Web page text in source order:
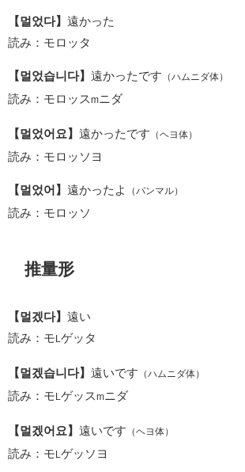
【멀었다】 遠かった
読み：モロッタ
【멀었습니다】 遠かったです （ハムニダ体）
読み：モロッス m ニダ
【멀었어요】 遠かったです （ヘヨ体）
読み：モロッソヨ
【멀었어】 遠かったよ （パンマル）
読み：モロッソ
推量形
【멀겠다】 遠い
読み：モ ゲッタ
【멀겠습니다】 遠いです （ハムニダ体）
読み：モ ゲッスmニダ
【멀겠어요】 遠いです （ヘヨ体）
読み：モ ゲッソヨ